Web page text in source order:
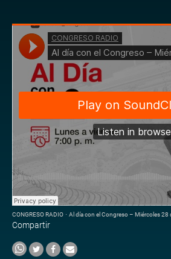
CONGRESO RADIO · Al día con el Congreso – Miércoles 28
Compartir